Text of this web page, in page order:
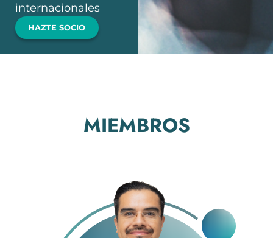
internacionales
HAZTE SOCIO
MIEMBROS